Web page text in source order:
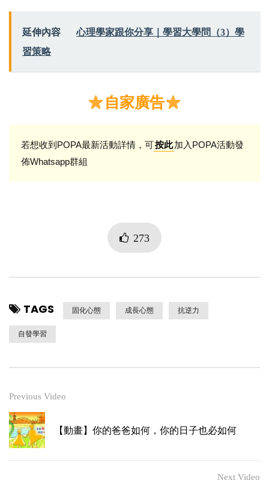
延伸內容
心理學家跟你分享｜學習大學問（3）學
習策略
自家廣告
若想收到POPA最新活動詳情，可按此加入POPA活動發
佈Whatsapp群組
273
TAGS 固化心態 成長心態 抗逆力
自發學習
Previous Video
【動畫】你的爸爸如何，你的日子也必如何
Next Video